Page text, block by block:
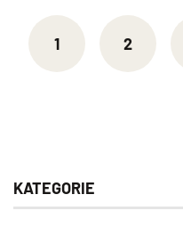
1 2
KATEGORIE